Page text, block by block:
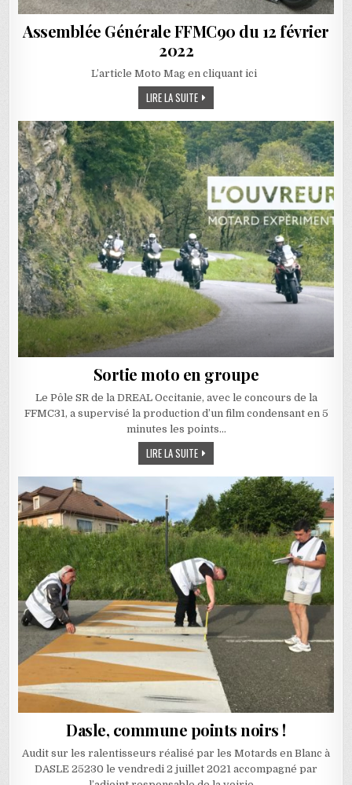
Assemblée Générale FFMC90 du 12 février
2022
L’article Moto Mag en cliquant ici
LIRE LA SUITEASSEMBLÉE GÉNÉRALE FFMC90 DU 12
Sortie moto en groupe
Le Pôle SR de la DREAL Occitanie, avec le concours de la
FFMC31, a supervisé la production d’un film condensant en 5
minutes les points…
LIRE LA SUITESORTIE MOTO EN GROUPE
Dasle, commune points noirs !
Audit sur les ralentisseurs réalisé par les Motards en Blanc à
DASLE 25230 le vendredi 2 juillet 2021 accompagné par